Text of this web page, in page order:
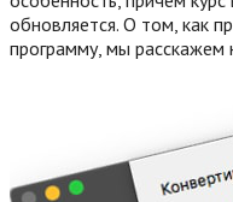
обновляется. О том, как
программу, мы расскажем